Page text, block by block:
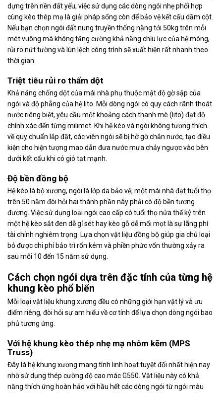
dựng trên nền đất yếu, việc sử dụng các dòng ngói nhẹ phối hợp
cùng kèo thép mạ là giải pháp sống còn để bảo vệ kết cấu dầm cột.
Nếu bạn chọn ngói đất nung truyền thống nặng tới 50kg trên mỗi
mét vuông mà không tăng cường khả năng chịu lực của hệ móng,
rủi ro nứt tường và lún lệch công trình sẽ xuất hiện rất nhanh theo
thời gian.
Triệt tiêu rủi ro thấm dột
Khả năng chống dột của mái nhà phụ thuộc mật độ gờ sập của
ngói và độ phẳng của hệ lito. Mỗi dòng ngói có quy cách rãnh thoát
nước riêng biệt, yêu cầu một khoảng cách thanh mè (lito) đạt độ
chính xác đến từng milimet. Khi hệ kèo và ngói không tương thích
về quy chuẩn lắp đặt, các viên ngói sẽ bị hở gờ chắn nước, tạo điều
kiện cho hiện tượng mao dẫn đưa nước mưa chảy ngược vào bên
dưới kết cấu khi có gió tạt mạnh.
Độ bền đồng bộ
Hệ kèo là bộ xương, ngói là lớp da bảo vệ; một mái nhà đạt tuổi thọ
trên 50 năm đòi hỏi hai thành phần này phải có độ bền tương
đương. Việc sử dụng loại ngói cao cấp có tuổi thọ nửa thế kỷ trên
một hệ kèo sắt đen dễ gỉ sét hay kèo gỗ dễ mối mọt là sự lãng phí
tài chính nghiêm trọng. Lựa chọn vật liệu đồng bộ giúp gia chủ loại
bỏ được chi phí bảo trì rốn kém và phiền phức vốn thường xảy ra
sau mỗi 10 đến 15 năm sử dụng.
Cách chọn ngói dựa trên đặc tính của từng hệ
khung kèo phổ biến
Mỗi loại vật liệu khung xương đều có những giới hạn vật lý và ưu
điểm riêng, đòi hỏi sự am hiểu về cơ tính để lựa chọn dòng ngói bao
phủ tương ứng.
Với hệ khung kèo thép nhẹ mạ nhôm kẽm (MPS
Truss)
Đây là hệ khung xương mang tính linh hoạt tuyệt đối nhất hiện nay
nhờ sử dụng thép cường độ cao mác G550. Vật liệu này có khả
năng thích ứng hoàn hảo với hầu hết các dòng ngói từ ngói màu